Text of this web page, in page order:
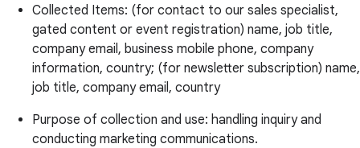
Collected Items: (for contact to our sales specialist,
gated content or event registration) name, job title,
company email, business mobile phone, company
information, country; (for newsletter subscription) name,
job title, company email, country
Purpose of collection and use: handling inquiry and
conducting marketing communications.